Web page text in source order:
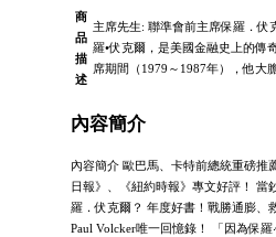
商
品
描
述
主席先生: 聯準會前主席保羅．伏
羅•伏克爾，是美國金融史上的傳
席期間（1979～1987年），他大
內容簡介
內容簡介 歐巴馬、卡特前總統重磅推
日報》、《紐約時報》專文好評！ 當
羅．伏克爾？ 年度好書！戰勝通膨、
Paul Volcker唯一回憶錄！ 「因為保